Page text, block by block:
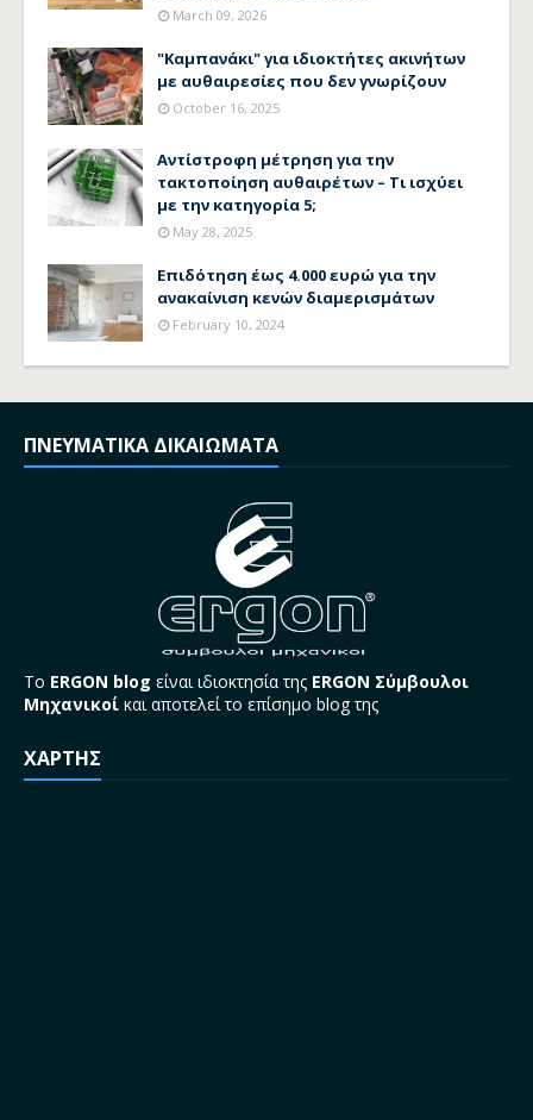
March 09, 2026
"Καμπανάκι" για ιδιοκτήτες ακινήτων
με αυθαιρεσίες που δεν γνωρίζουν
October 16, 2025
Αντίστροφη μέτρηση για την
τακτοποίηση αυθαιρέτων – Τι ισχύει
με την κατηγορία 5;
May 28, 2025
Επιδότηση έως 4.000 ευρώ για την
ανακαίνιση κενών διαμερισμάτων
February 10, 2024
ΠΝΕΥΜΑΤΙΚΑ ΔΙΚΑΙΩΜΑΤΑ
Το ERGON blog είναι ιδιοκτησία της ERGON Σύμβουλοι
Μηχανικοί και αποτελεί το επίσημο blog της
ΧΑΡΤΗΣ